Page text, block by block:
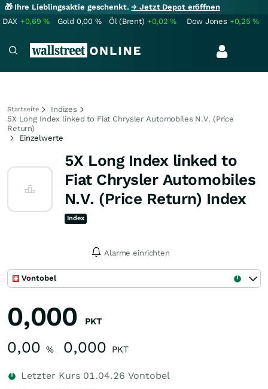
🎁 Ihre Lieblingsaktie geschenkt.→ Jetzt Depot eröffnen
DAX +0,69% Gold 0,00 % Öl (Brent) +0,02% Dow Jones +0,25%
Startseite
Indizes
5X Long Index linked to Fiat Chrysler Automobiles N.V. (Price
Return)
Einzelwerte
5X Long Index linked to
Fiat Chrysler Automobiles
N.V. (Price Return) Index
Index
Alarme einrichten
Vontobel
0,000 PKT
0,00 % 0,000 PKT
Letzter Kurs 01.04.26 Vontobel